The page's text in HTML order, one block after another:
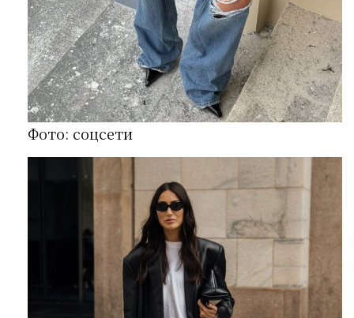
Фото: соцсети